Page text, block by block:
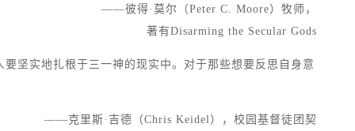
——彼得·莫尔（Peter C. Moore）牧师，
著有Disarming the Secular Gods
坚实地扎根于三一神的现实中。对于那些想要反思自身意
——克里斯·吉德（Chris Keidel），校园基督徒团契